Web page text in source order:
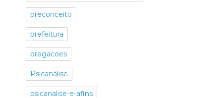
preconceito
prefeitura
pregacoes
Psicanálise
psicanalise-e-afins